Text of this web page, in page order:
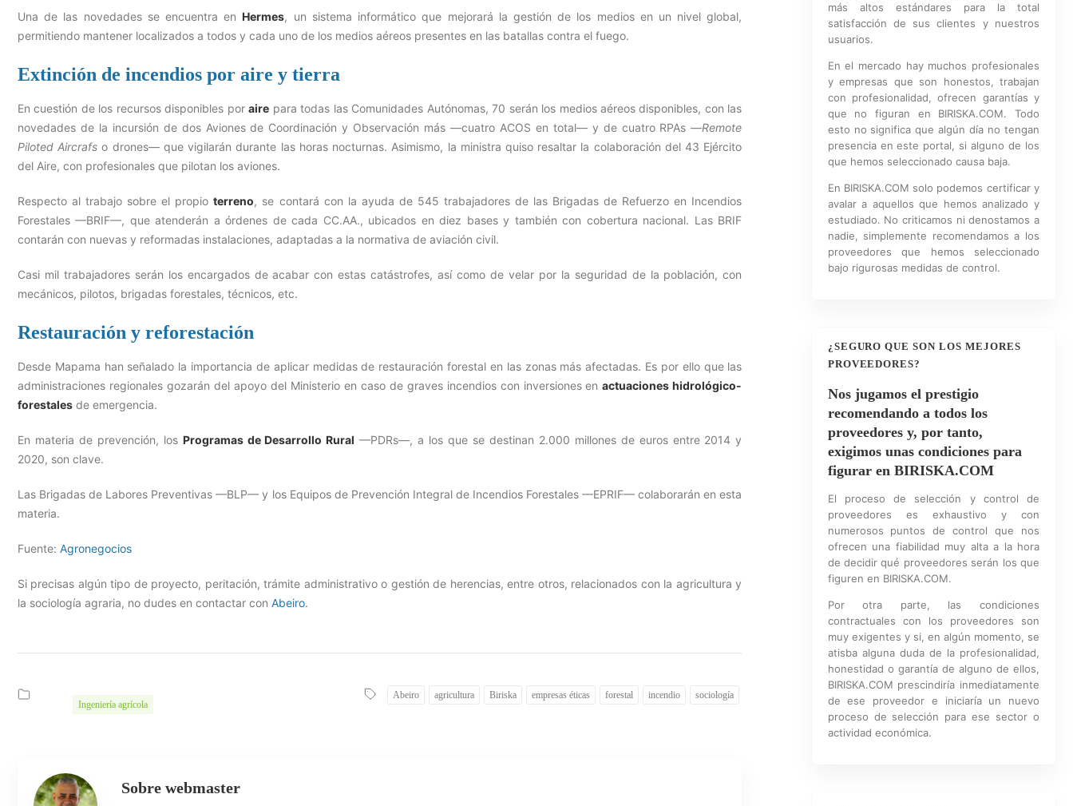
Una de las novedades se encuentra enHermes, un sistema informático que mejorará la gestión de los medios en un nivel global,
permitiendo mantener localizados a todos y cada uno de los medios aéreos presentes en las batallas contra el fuego.
Extinción de incendios por aire y tierra
En cuestión de los recursos disponibles poraire para todas las Comunidades Autónomas, 70 serán los medios aéreos disponibles, con las
novedades de la incursión de dos Aviones de Coordinación y Observación más —cuatro ACOS en total— y de cuatro RPAs —Remote
Piloted Aircrafs o drones— que vigilarán durante las horas nocturnas. Asimismo, la ministra quiso resaltar la colaboración del 43 Ejército
del Aire, con profesionales que pilotan los aviones.
Respecto al trabajo sobre el propioterreno, se contará con la ayuda de 545 trabajadores de las Brigadas de Refuerzo en Incendios
Forestales —BRIF—, que atenderán a órdenes de cada CC.AA., ubicados en diez bases y también con cobertura nacional. Las BRIF
contarán con nuevas y reformadas instalaciones, adaptadas a la normativa de aviación civil.
Casi mil trabajadores serán los encargados de acabar con estas catástrofes, así como de velar por la seguridad de la población, con
mecánicos, pilotos, brigadas forestales, técnicos, etc.
Restauración y reforestación
Desde Mapama han señalado la importancia de aplicar medidas de restauración forestal en las zonas más afectadas. Es por ello que las
administraciones regionales gozarán del apoyo del Ministerio en caso de graves incendios con inversiones enactuaciones hidrológico-
forestales de emergencia.
En materia de prevención, los Programas de Desarrollo Rural —PDRs—, a los que se destinan 2.000 millones de euros entre 2014 y
2020, son clave.
Las Brigadas de Labores Preventivas —BLP— y los Equipos de Prevención Integral de Incendios Forestales —EPRIF— colaborarán en esta
materia.
Fuente: Agronegocios
Si precisas algún tipo de proyecto, peritación, trámite administrativo o gestión de herencias, entre otros, relacionados con la agricultura y
la sociología agraria, no dudes en contactar con Abeiro.
Ingeniería agrícola
Abeiro agricultura Biriska empresas éticas forestal incendio sociología
Sobre webmaster
más altos estándares para la total
satisfacción de sus clientes y nuestros
usuarios.
En el mercado hay muchos profesionales
y empresas que son honestos, trabajan
con profesionalidad, ofrecen garantías y
que no figuran en BIRISKA.COM. Todo
esto no significa que algún día no tengan
presencia en este portal, si alguno de los
que hemos seleccionado causa baja.
En BIRISKA.COM solo podemos certificar y
avalar a aquellos que hemos analizado y
estudiado. No criticamos ni denostamos a
nadie, simplemente recomendamos a los
proveedores que hemos seleccionado
bajo rigurosas medidas de control.
¿SEGURO QUE SON LOS MEJORES
PROVEEDORES?
Nos jugamos el prestigio
recomendando a todos los
proveedores y, por tanto,
exigimos unas condiciones para
figurar en BIRISKA.COM
El proceso de selección y control de
proveedores es exhaustivo y con
numerosos puntos de control que nos
ofrecen una fiabilidad muy alta a la hora
de decidir qué proveedores serán los que
figuren en BIRISKA.COM.
Por otra parte, las condiciones
contractuales con los proveedores son
muy exigentes y si, en algún momento, se
atisba alguna duda de la profesionalidad,
honestidad o garantía de alguno de ellos,
BIRISKA.COM prescindiría inmediatamente
de ese proveedor e iniciaría un nuevo
proceso de selección para ese sector o
actividad económica.